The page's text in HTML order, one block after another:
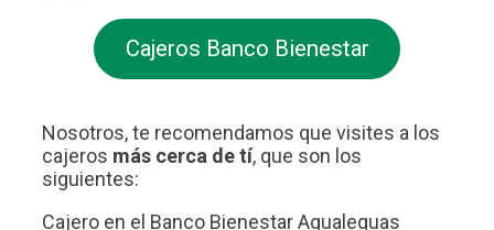
Cajeros Banco Bienestar
Nosotros, te recomendamos que visites a los
cajeros más cerca de tí, que son los
siguientes:
Cajero en el Banco Bienestar Agualeguas